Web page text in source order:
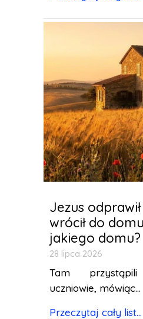
Jezus
wrócił do
jakiego domu?
28 lipca 2026
Tam
uczniowie, mówiąc...
Przeczytaj cały list...